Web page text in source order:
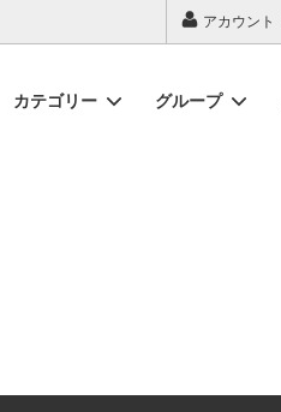
アカウント
カテゴリー グループ